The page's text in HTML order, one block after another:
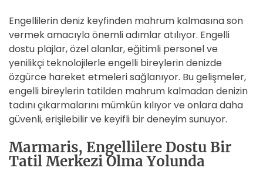
Engellilerin deniz keyfinden mahrum kalmasına son
vermek amacıyla önemli adımlar atılıyor. Engelli
dostu plajlar, özel alanlar, eğitimli personel ve
yenilikçi teknolojilerle engelli bireylerin denizde
özgürce hareket etmeleri sağlanıyor. Bu gelişmeler,
engelli bireylerin tatilden mahrum kalmadan denizin
tadını çıkarmalarını mümkün kılıyor ve onlara daha
güvenli, erişilebilir ve keyifli bir deneyim sunuyor.
Marmaris, Engellilere Dostu Bir
Tatil Merkezi Olma Yolunda